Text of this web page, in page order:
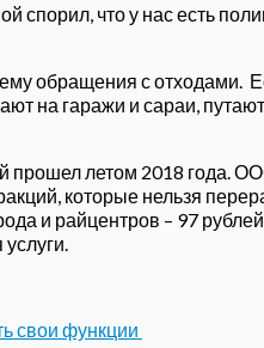
спорил, что у нас есть
обращения с отходами.
на гаражи и сараи,
прошел летом 2018 года.
которые нельзя
и райцентров – 97
свои функции